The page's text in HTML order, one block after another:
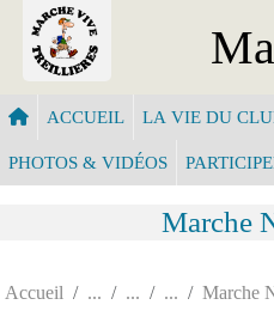
ACCUEIL LA VIE DU
PHOTOS & VIDÉOS
Marche
Accueil Marche
Panneau de gestion des cookies